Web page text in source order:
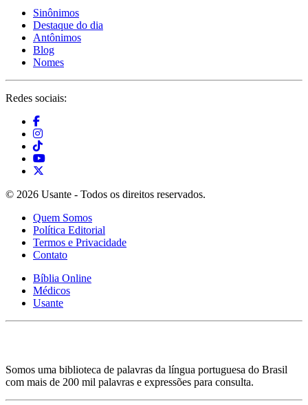
Sinônimos
Destaque do dia
Antônimos
Blog
Nomes
Redes sociais:
© 2026 Usante - Todos os direitos reservados.
Quem Somos
Política Editorial
Termos e Privacidade
Contato
Bíblia Online
Médicos
Usante
Somos uma biblioteca de palavras da língua portuguesa do Brasil
com mais de 200 mil palavras e expressões para consulta.